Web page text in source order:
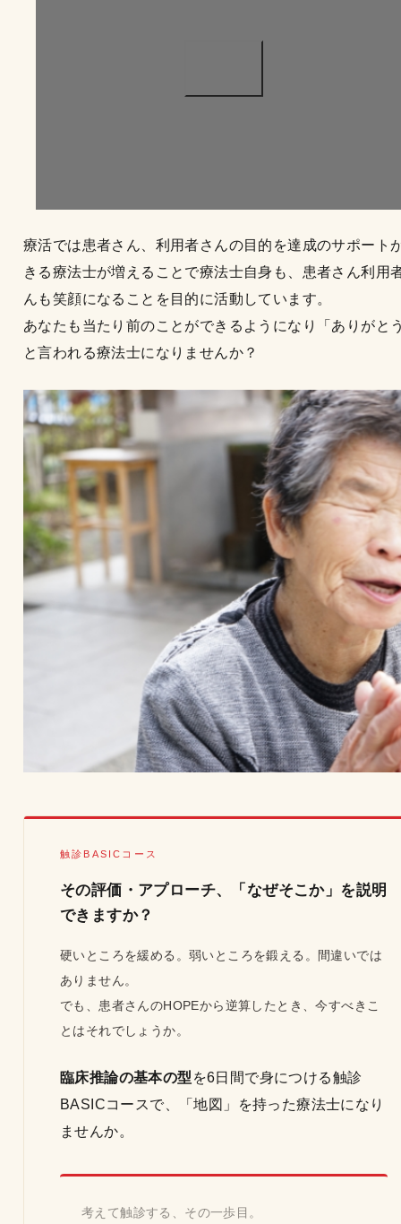
療活では患者さん、利用者さんの目的を達成のサポート
きる療法士が増えることで療法士自身も、患者さん利用
んも笑顔になることを目的に活動しています。
あなたも当たり前のことができるようになり「ありがと
と言われる療法士になりませんか？
触診BASICコース
その評価・アプローチ、「なぜそこか」を説明
できますか？
硬いところを緩める。弱いところを鍛える。間違いでは
ありません。
でも、患者さんのHOPEから逆算したとき、今すべきこ
とはそれでしょうか。
臨床推論の基本の型 を6日間で身につける触診
BASICコースで、「地図」を持った療法士になり
ませんか。
考えて触診する、その一歩目。